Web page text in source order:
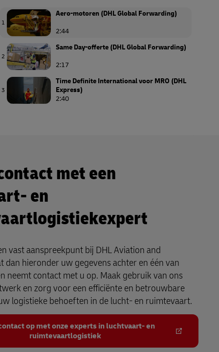
1
Aero-motoren (DHL Global Forwarding)
2:44
2
Same Day-offerte (DHL Global Forwarding)
2:17
3
Time Definite International voor MRO (DHL
Express)
2:40
met een
en
vast aanspreekpunt bij DHL Aviation and
dan hieronder uw gegevens achter en één van
neemt contact met u op. Maak gebruik van ons
en zorg voor een efficiënte en betrouwbare
logistieke behoeften in de lucht- en ruimtevaart.
op met onze experts in luchtvaart- en
ruimtevaartlogistiek